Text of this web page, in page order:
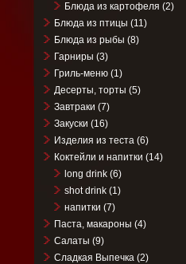
Блюда из картофеля (2)
Блюда из птицы (11)
Блюда из рыбы (8)
Гарниры (3)
Гриль-меню(1)
Десерты, торты (5)
Завтраки (7)
Закуски (16)
Изделия из теста(6)
Коктейли и напитки (14)
long drink(6)
shot drink(1)
напитки (7)
Паста, макароны (4)
Салаты (9)
Сладкая Выпечка(2)